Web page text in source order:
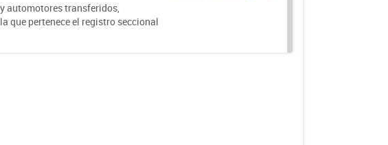
automotores transferidos,
que pertenece el registro seccional